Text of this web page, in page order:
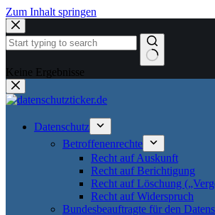
Zum Inhalt springen
Keine Ergebnisse
Datenschutz
Betroffenenrechte
Recht auf Auskunft
Recht auf Berichtigung
Recht auf Löschung
Recht auf Widerspruch
Bundesbeauftragte für den